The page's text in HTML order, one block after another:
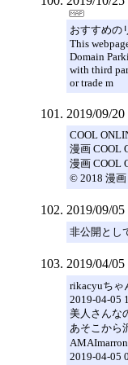
おすすめの
This
Domain
with third
or trade m
2019/09/
COOL
漫画 COOL
漫画 COOL
© 2018 漫画
2019/09/
非公開とし
2019/04/
rikacyuちゃ
2019-04-05
美人さんな
あそこから
2019-04-05